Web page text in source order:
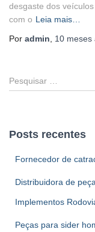
desgaste dos
com o Leia mais…
Por admin 10 meses
P
e
u
Posts recentes
Fornecedor de
Distribuidora de
Implementos
Peças para sider